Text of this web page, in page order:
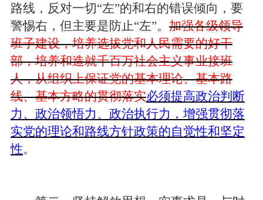
路线，反对一切“左”的和右的错误倾向，要
警惕右，但主要是防止“左”。加强各级领导
班子建设，培养选拔党和人民需要的好干
部，培养和造就千百万社会主义事业接班
人，从组织上保证党的基本理论、基本路
线、基本方略的贯彻落实必须提高政治判断
力、政治领悟力、政治执行力，增强贯彻落
实党的理论和路线方针政策的自觉性和坚定
性。